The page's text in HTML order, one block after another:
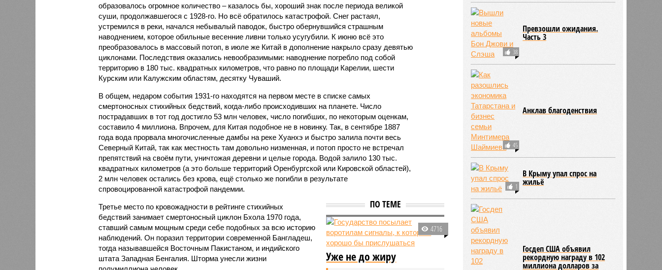
образовалось огромное количество – казалось бы, хороший знак после периода великой
суши, продолжавшегося с 1928-го. Но всё обратилось катастрофой. Снег растаял,
устремился в реки, начался небывалый паводок, быстро обернувшийся страшным
наводнением, которое обильные весенние ливни только усугубили. К июню всё это
преобразовалось в массовый потоп, в июле же Китай в дополнение накрыло сразу девятью
циклонами. Последствия оказались невообразимыми: наводнение погребло под собой
территорию в 180 тыс. квадратных километров, что равно по площади Карелии, шести
Курским или Калужским областям, десятку Чуваший.
В общем, недаром события 1931-го находятся на первом месте в списке самых
смертоносных стихийных бедствий, когда-либо происходивших на планете. Число
пострадавших в тот год достигло 53 млн человек, число погибших, по некоторым оценкам,
составило 4 миллиона. Впрочем, для Китая подобное не в новинку. Так, в сентябре 1887
года вода прорвала многочисленные дамбы на реке Хуанхэ и быстро залила почти весь
Северный Китай, так как местность там довольно низменная, и потоп просто не встречал
препятствий на своём пути, уничтожая деревни и целые города. Водой залило 130 тыс.
квадратных километров (а это больше территорий Оренбургской или Кировской областей),
2 млн человек остались без крова, ещё столько же погибли в результате
спровоцированной катастрофой пандемии.
ПО ТЕМЕ
4716
Уже не до жиру
Третье место по кровожадности в рейтинге стихийных
бедствий занимает смертоносный циклон Бхола 1970 года,
ставший самым мощным среди себе подобных за всю историю
наблюдений. Он поразил территории современной Бангладеш,
тогда называвшейся Восточным Пакистаном, и индийского
штата Западная Бенгалия. Шторма унесли жизни
38
Превзошли ожидания.
Часть 3
45
Анклав благоденствия
1
В Крыму упал спрос на
жильё
Госдеп США объявил
рекордную награду в 102
миллиона долларов за